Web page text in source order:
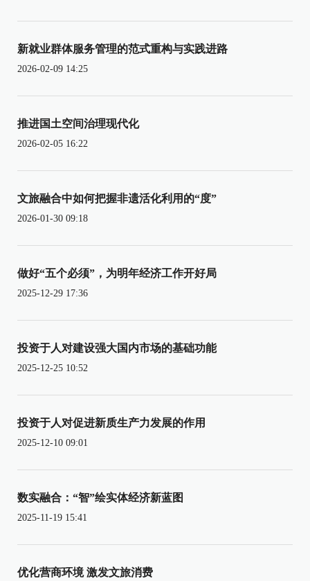
新就业群体服务管理的范式重构与实践进路
2026-02-09 14:25
推进国土空间治理现代化
2026-02-05 16:22
文旅融合中如何把握非遗活化利用的“度”
2026-01-30 09:18
做好“五个必须”，为明年经济工作开好局
2025-12-29 17:36
投资于人对建设强大国内市场的基础功能
2025-12-25 10:52
投资于人对促进新质生产力发展的作用
2025-12-10 09:01
数实融合：“智”绘实体经济新蓝图
2025-11-19 15:41
优化营商环境 激发文旅消费